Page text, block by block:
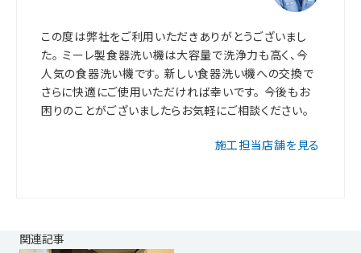
この度は弊社をご利用いただきありがとうございまし
た。 ミーレ製食器洗い機は大容量で洗浄力も高く、今
人気の食器洗い機です。 新しい食器洗い機への交換で
さらに快適にご使用いただければ幸いです。 今後もお
困りのことがございましたらお気軽にご相談ください。
施工担当店舗を見る
関連記事